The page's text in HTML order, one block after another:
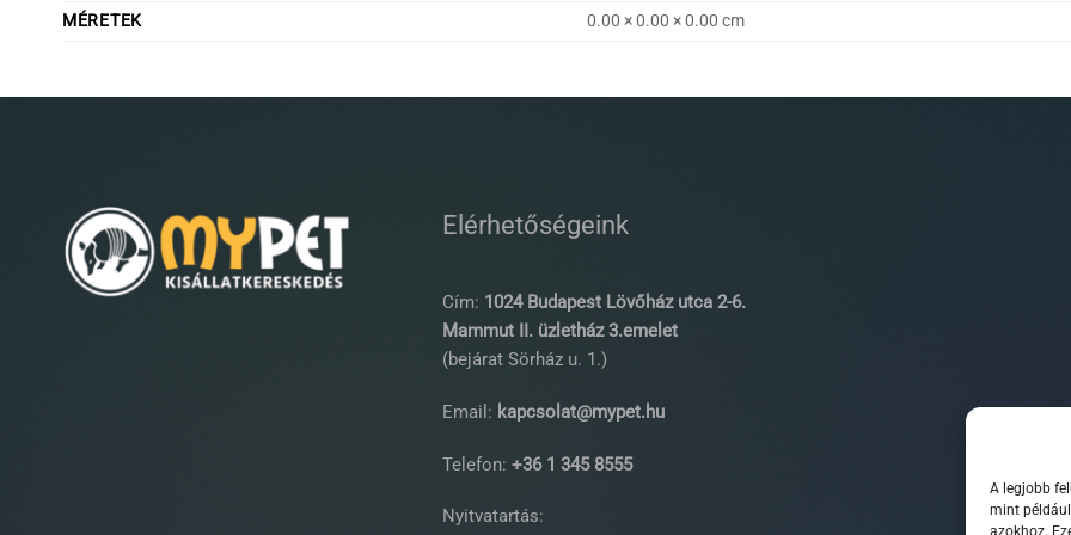
A legjobb
mint
MÉRETEK
0.00 × 0.00 × 0.00 cm
Elérhetőségeink
Cím: 1024 Budapest Lövőház utca 2-6.
Mammut II. üzletház 3.emelet
(bejárat Sörház u. 1.)
Email: kapcsolat@mypet.hu
Telefon: +36 1 345 8555
Nyitvatartás: